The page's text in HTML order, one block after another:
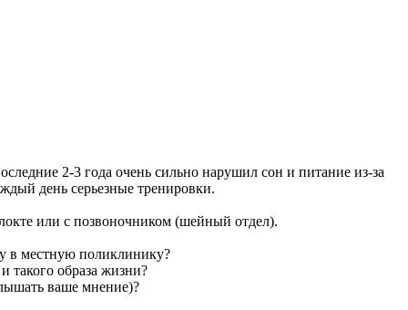
2-3 года очень сильно нарушил сон и питание из-за
день серьезные тренировки.
или с позвоночником (шейный отдел).
в местную поликлинику?
такого образа жизни?
ваше мнение)?